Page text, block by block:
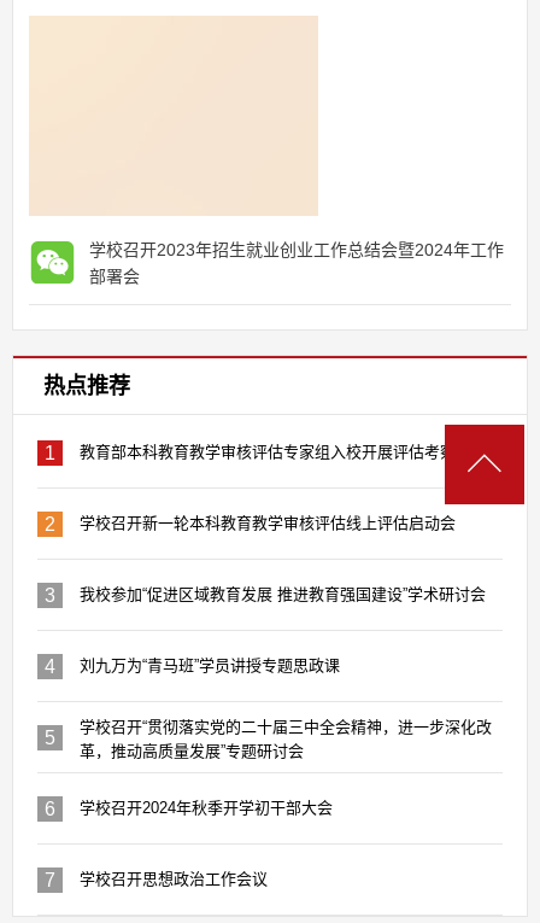
学校召开2023年招生就业创业工作总结会暨2024年工作
部署会
热点推荐
1 教育部本科教育教学审核评估专家组入校开展评估考察工作
2 学校召开新一轮本科教育教学审核评估线上评估启动会
3 我校参加“促进区域教育发展 推进教育强国建设”学术研讨会
4 刘九万为“青马班”学员讲授专题思政课
5
学校召开“贯彻落实党的二十届三中全会精神，进一步深化改
革，推动高质量发展”专题研讨会
6 学校召开2024年秋季开学初干部大会
7 学校召开思想政治工作会议